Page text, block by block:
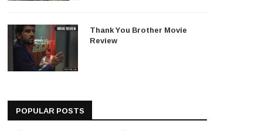
Thank You Brother Movie
Review
POPULAR POSTS